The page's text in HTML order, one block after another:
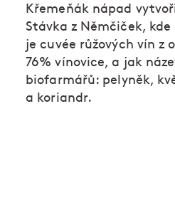
Křemeňák nápad
Stávka z Němčiček,
je cuvée růžových vín z
76% vínovice, a jak
biofarmářů: pelyněk,
a koriandr.